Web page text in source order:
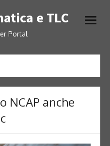
e TLC
Portal
open
NCAP anche